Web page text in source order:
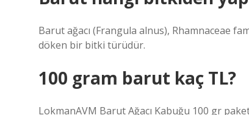
Barut ağacı (Frangula alnus), Rhamnaceae
döken bir bitki türüdür.
100 gram barut kaç TL?
LokmanAVM Barut Ağacı Kabuğu 100 gr